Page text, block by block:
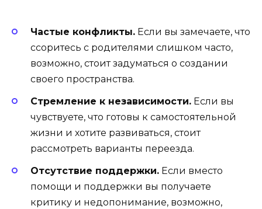
Частые конфликты. Если вы замечаете, что
ссоритесь с родителями слишком часто,
возможно, стоит задуматься о создании
своего пространства.
Стремление к независимости. Если вы
чувствуете, что готовы к самостоятельной
жизни и хотите развиваться, стоит
рассмотреть варианты переезда.
Отсутствие поддержки. Если вместо
помощи и поддержки вы получаете
критику и недопонимание, возможно,